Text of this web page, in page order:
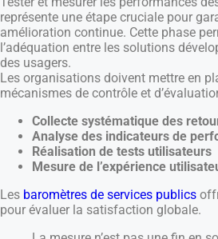
représente une étape cruciale pour
amélioration continue. Cette phase
l’adéquation entre les solutions
des usagers.
Les organisations doivent mettre en
mécanismes de contrôle et
Collecte systématique des
Analyse des indicateurs de
Réalisation de tests utilisateurs
Mesure de l’expérience
Les baromètres de services publics
pour évaluer la satisfaction globale.